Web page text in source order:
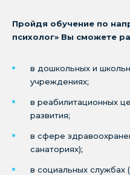
Пройдя обучение по
психолог» Вы сможете
в дошкольных и
учреждениях;
в реабилитационных
развития;
в сфере
санаториях);
в социальных службах